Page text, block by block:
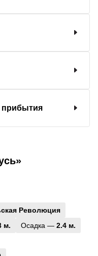
прибытия
Революция
м. Осадка — 2.4 м.